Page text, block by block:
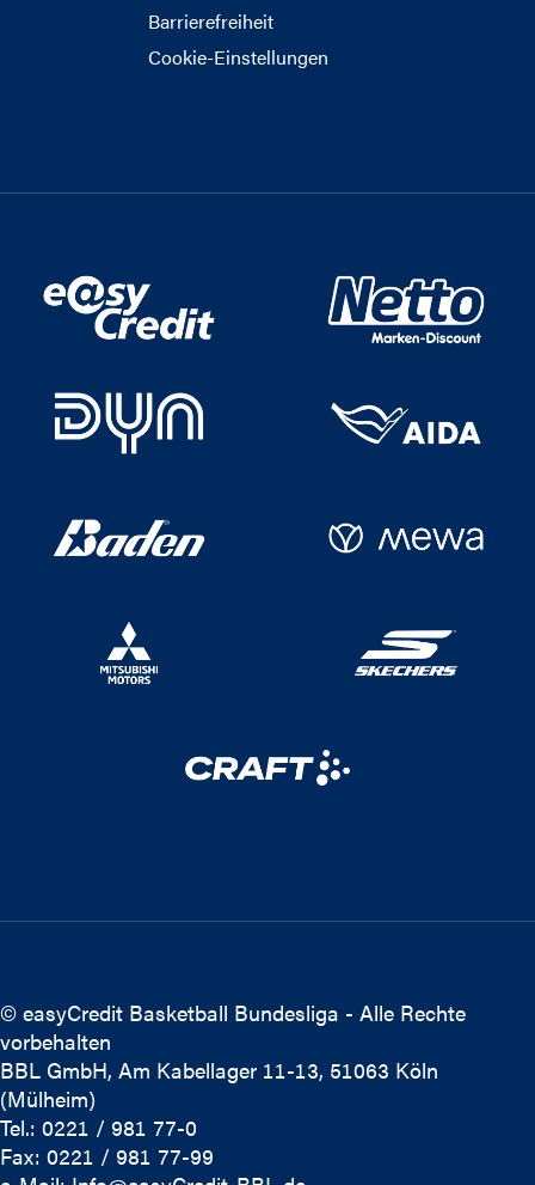
Barrierefreiheit
Cookie-Einstellungen
© easyCredit Basketball Bundesliga - Alle Rechte
vorbehalten
BBL GmbH, Am Kabellager 11-13, 51063 Köln
(Mülheim)
Tel.: 0221 / 981 77-0
Fax: 0221 / 981 77-99